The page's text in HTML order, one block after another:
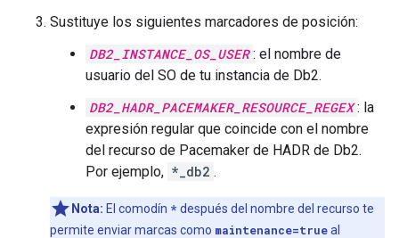
Sustituye los siguientes marcadores de posición:
DB2_INSTANCE_OS_USER : el nombre de
usuario del SO de tu instancia de Db2.
DB2_HADR_PACEMAKER_RESOURCE_REGEX : la
expresión regular que coincide con el nombre
del recurso de Pacemaker de HADR de Db2.
Por ejemplo, *_db2 .
Nota: El comodín * después del nombre del recurso te
permite enviar marcas como maintenance=trueal